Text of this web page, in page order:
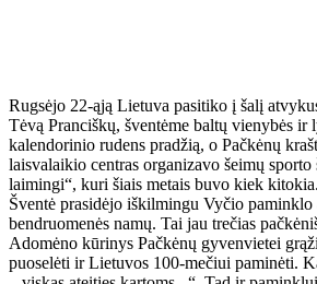
Rugsėjo 22-ąją Lietuva pasitiko į šalį
Tėvą Pranciškų, šventėme baltų vienybės ir
kalendorinio rudens pradžią, o Pačkėnų
laisvalaikio centras organizavo šeimų
laimingi“, kuri šiais metais buvo kiek kitokia.
Šventė prasidėjo iškilmingu Vyčio
bendruomenės namų. Tai jau trečias
Adomėno kūrinys Pačkėnų gyvenvietei
puoselėti ir Lietuvos 100-mečiui paminėti.